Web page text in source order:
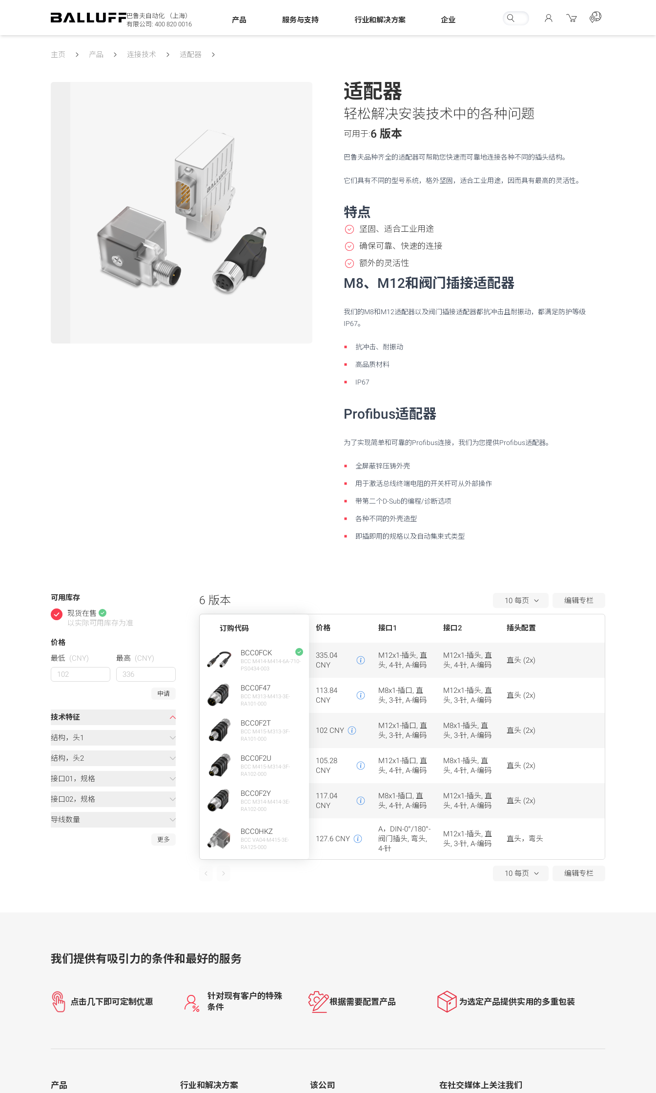
巴鲁夫自动化 （上海）
有限公司: 400 820 0016 产品 服务与支持 行业和解决方案 企业
主页 产品 连接技术 适配器
适配器
轻松解决安装技术中的各种问题
可用于:6 版本
巴鲁夫品种齐全的适配器可帮助您快速而可靠地连接各种不同的插头结构。
它们具有不同的型号系统，格外坚固，适合工业用途，因而具有最高的灵活性。
特点
坚固、适合工业用途
确保可靠、快速的连接
额外的灵活性
M8、M12和阀门插接适配器
我们的M8和M12适配器以及阀门插接适配器都抗冲击且耐振动，都满足防护等级
IP67。
抗冲击、耐振动
高品质材料
IP67
Profibus适配器
为了实现简单和可靠的Profibus连接，我们为您提供Profibus适配器。
全屏蔽锌压铸外壳
用于激活总线终端电阻的开关杆可从外部操作
带第二个D-Sub的编程/诊断选项
各种不同的外壳造型
即插即用的规格以及自动集束式类型
可用库存
现货在售
以实际可用库存为准
价格
最低 (CNY) 最高 (CNY)
申请
技术特征
结构，头1
结构，头2
接口01，规格
接口02，规格
导线数量
更多
6 版本 编辑专栏
订购代码 价格 接口1 接口2 插头配置
BCC0FCK
BCC M414-M414-6A-710-
PS0434-003
335.04
CNY
M12x1-插头, 直
头, 4-针, A-编码
M12x1-插头, 直
头, 4-针, A-编码
直头 (2x)
BCC0F47
BCC M313-M413-3E-
RA101-000
113.84
CNY
M8x1-插口, 直
头, 3-针, A-编码
M12x1-插头, 直
头, 3-针, A-编码
直头 (2x)
BCC0F2T
BCC M415-M313-3F-
RA101-000
102 CNY
M12x1-插口, 直
头, 3-针, A-编码
M8x1-插头, 直
头, 3-针, A-编码
直头 (2x)
BCC0F2U
BCC M415-M314-3F-
RA102-000
105.28
CNY
M12x1-插口, 直
头, 4-针, A-编码
M8x1-插头, 直
头, 4-针, A-编码
直头 (2x)
BCC0F2Y
BCC M314-M414-3E-
RA102-000
117.04
CNY
M8x1-插口, 直
头, 4-针, A-编码
M12x1-插头, 直
头, 4-针, A-编码
直头 (2x)
BCC0HKZ
BCC VA04-M415-3E-
RA125-000
127.6 CNY
A，DIN-0°/180°-
阀门插头, 弯头,
4-针
M12x1-插头, 直
头, 3-针, A-编码
直头，弯头
编辑专栏
我们提供有吸引力的条件和最好的服务
点击几下即可定制优惠
针对现有客户的特殊
条件
根据需要配置产品 为选定产品提供实用的多重包装
产品 行业和解决方案 该公司 在社交媒体上关注我们